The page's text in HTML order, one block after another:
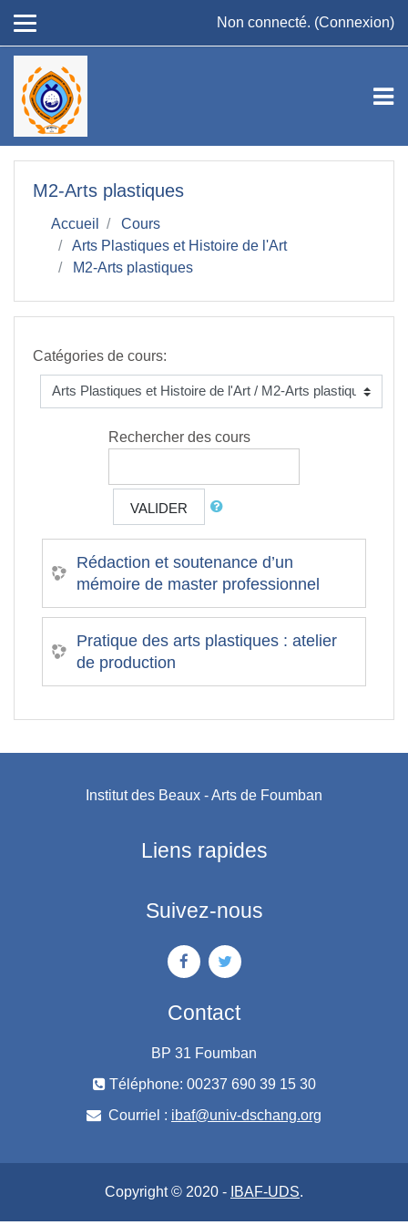
Non connecté. (Connexion)
M2-Arts plastiques
Accueil
Cours
Arts Plastiques et Histoire de l'Art
M2-Arts plastiques
Catégories de cours:
Rechercher des cours
VALIDER
Rédaction et soutenance d’un
mémoire de master professionnel
Pratique des arts plastiques : atelier
de production
Institut des Beaux - Arts de Foumban
Liens rapides
Suivez-nous
Contact
BP 31 Foumban
Téléphone: 00237 690 39 15 30
Courriel : ibaf@univ-dschang.org
Copyright © 2020 - IBAF-UDS.